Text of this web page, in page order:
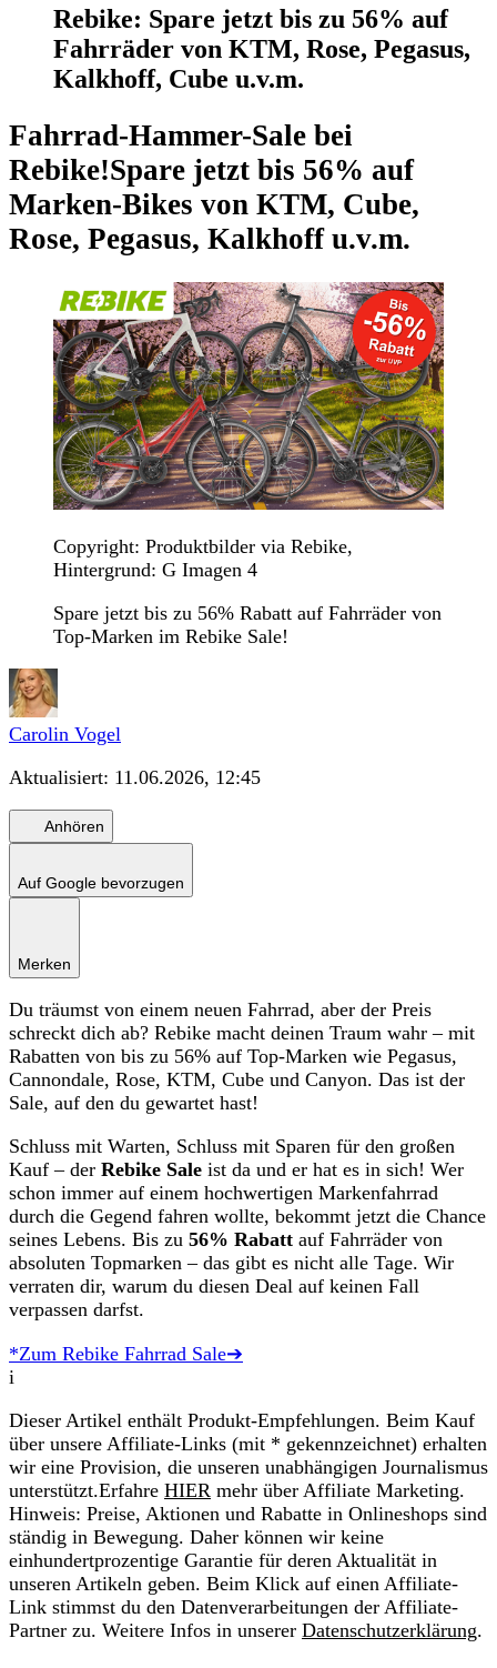
Rebike: Spare jetzt bis zu 56% auf
Fahrräder von KTM, Rose, Pegasus,
Kalkhoff, Cube u.v.m.
Fahrrad-Hammer-Sale bei
Rebike!Spare jetzt bis 56% auf
Marken-Bikes von KTM, Cube,
Rose, Pegasus, Kalkhoff u.v.m.
Copyright: Produktbilder via Rebike,
Hintergrund: G Imagen 4
Spare jetzt bis zu 56% Rabatt auf Fahrräder von
Top-Marken im Rebike Sale!
Carolin Vogel
Aktualisiert: 11.06.2026, 12:45
Anhören
Auf Google bevorzugen
Merken
Du träumst von einem neuen Fahrrad, aber der Preis
schreckt dich ab? Rebike macht deinen Traum wahr – mit
Rabatten von bis zu 56% auf Top-Marken wie Pegasus,
Cannondale, Rose, KTM, Cube und Canyon. Das ist der
Sale, auf den du gewartet hast!
Schluss mit Warten, Schluss mit Sparen für den großen
Kauf – der Rebike Sale ist da und er hat es in sich! Wer
schon immer auf einem hochwertigen Markenfahrrad
durch die Gegend fahren wollte, bekommt jetzt die Chance
seines Lebens. Bis zu 56% Rabatt auf Fahrräder von
absoluten Topmarken – das gibt es nicht alle Tage. Wir
verraten dir, warum du diesen Deal auf keinen Fall
verpassen darfst.
*Zum Rebike Fahrrad Sale➔
i
Dieser Artikel enthält Produkt-Empfehlungen. Beim Kauf
über unsere Affiliate-Links (mit * gekennzeichnet) erhalten
wir eine Provision, die unseren unabhängigen Journalismus
unterstützt.Erfahre HIER mehr über Affiliate Marketing.
Hinweis: Preise, Aktionen und Rabatte in Onlineshops sind
ständig in Bewegung. Daher können wir keine
einhundertprozentige Garantie für deren Aktualität in
unseren Artikeln geben. Beim Klick auf einen Affiliate-
Link stimmst du den Datenverarbeitungen der Affiliate-
Partner zu. Weitere Infos in unserer Datenschutzerklärung.